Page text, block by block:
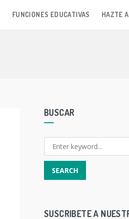
FUNCIONES EDUCATIVAS HAZTE
BUSCAR
SUSCRIBETE A